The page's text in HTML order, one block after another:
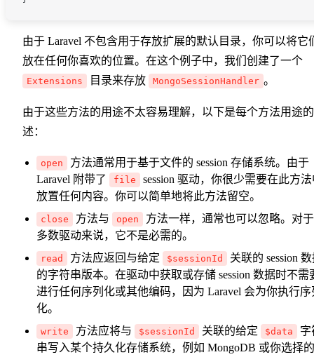
由于 Laravel 不包含用于存放扩展的默认目录，你可以将它
放在任何你喜欢的位置。在这个例子中，我们创建了一个
Extensions 目录来存放 MongoSessionHandler 。
由于这些方法的用途不太容易理解，以下是每个方法用途
述：
open
方法通常用于基于文件的 session 存储系统。由于
Laravel 附带了
file
session 驱动，你很少需要在此方
放置任何内容。你可以简单地将此方法留空。
close 方法与 open
方法一样，通常也可以忽略。对
多数驱动来说，它不是必需的。
read 方法应返回与给定 $sessionId
关联的 session
的字符串版本。在驱动中获取或存储 session 数据时不需
进行任何序列化或其他编码，因为 Laravel 会为你执行序
化。
write 方法应将与 $sessionId 关联的给定 $data
字
串写入某个持久化存储系统，例如 MongoDB 或你选择的